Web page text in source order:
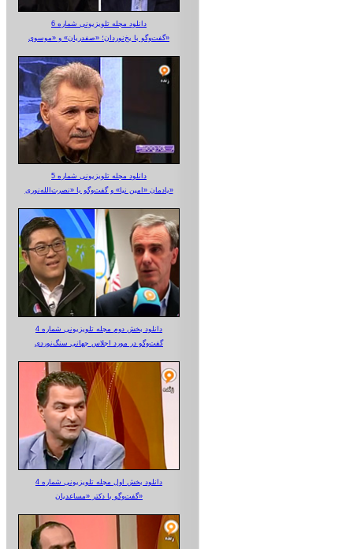
دانلود مجله تلویزیونی شماره 6
گفت‌وگو با یخ‌نوردان؛ «صفدریان» و «موسوی»
دانلود مجله تلویزیونی شماره 5
یادمان «امین نیا» و گفت‌وگو با «نصرت‌الله‌نوری»
دانلود بخش دوم مجله تلویزیونی شماره 4
گفت‌وگو در مورد اجلاس جهانی سنگ‌نوردی
دانلود بخش اول مجله تلویزیونی شماره 4
گفت‌وگو با دکتر «مساعدیان»